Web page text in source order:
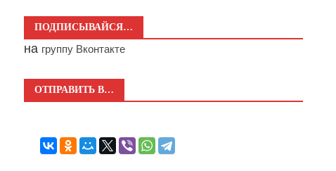
ПОДПИСЫВАЙСЯ…
на группу Вконтакте
ОТПРАВИТЬ В…